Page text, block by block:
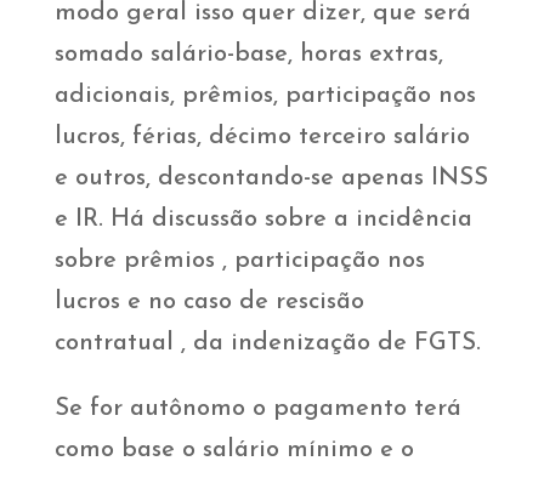
modo geral isso quer dizer, que será
somado salário-base, horas extras,
adicionais, prêmios, participação nos
lucros, férias, décimo terceiro salário
e outros, descontando-se apenas INSS
e IR. Há discussão sobre a incidência
sobre prêmios , participação nos
lucros e no caso de rescisão
contratual , da indenização de FGTS.
Se for autônomo o pagamento terá
como base o salário mínimo e o